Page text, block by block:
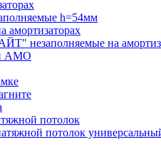
h=54мм
на
АМО
потолок
потолок